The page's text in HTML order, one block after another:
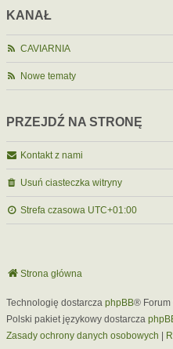
KANAŁ
CAVIARNIA
Nowe tematy
PRZEJDŹ NA STRONĘ
Kontakt z nami
Usuń ciasteczka witryny
Strefa czasowa UTC+01:00
Strona główna
Technologię dostarcza phpBB® Forum
Polski pakiet językowy dostarcza
Zasady ochrony danych osobowych